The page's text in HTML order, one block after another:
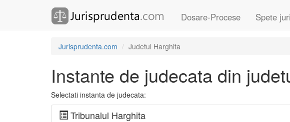
Dosare-Procese Spete
Jurisprudenta.com Judetul Harghita
Instante de judecata din
Selectati instanta de judecata:
Tribunalul Harghita